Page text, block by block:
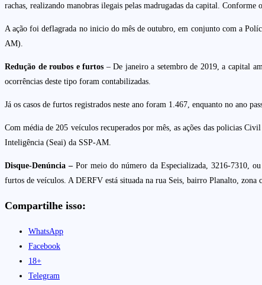
rachas, realizando manobras ilegais pelas madrugadas da capital. Conforme
A ação foi deflagrada no inicio do mês de outubro, em conjunto com a
AM).
Redução de roubos e furtos – De janeiro a setembro de 2019, a capital
ocorrências deste tipo foram contabilizadas.
Já os casos de furtos registrados neste ano foram 1.467, enquanto no ano
Com média de 205 veículos recuperados por mês, as ações das policias
Inteligência (Seai) da SSP-AM.
Disque-Denúncia – Por meio do número da Especializada, 3216-7310,
furtos de veículos. A DERFV está situada na rua Seis, bairro Planalto, zona
Compartilhe isso:
WhatsApp
Facebook
18+
Telegram